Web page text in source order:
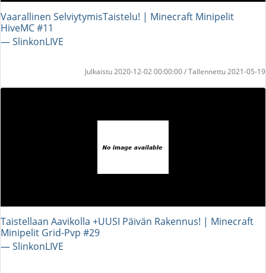
Vaarallinen SelviytymisTaistelu! | Minecraft Minipelit
HiveMC #11
― SlinkonLIVE
Julkaistu 2020-12-02 00:00:00 / Tallennettu 2021-05-19
Taistellaan Aavikolla +UUSI Päivän Rakennus! | Minecraft
Minipelit Grid-Pvp #29
― SlinkonLIVE